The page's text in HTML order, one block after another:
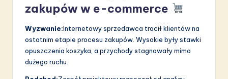
zakupów w e-commerce
Wyzwanie:Internetowy sprzedawca tracił klientów na
ostatnim etapie procesu zakupów. Wysokie były stawki
opuszczenia koszyka, a przychody stagnowały mimo
dużego ruchu.